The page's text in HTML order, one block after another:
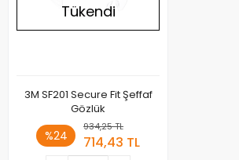
Tükendi
3M SF201 Secure Fit Şeffaf
Gözlük
%24
934,25 TL
714,43 TL